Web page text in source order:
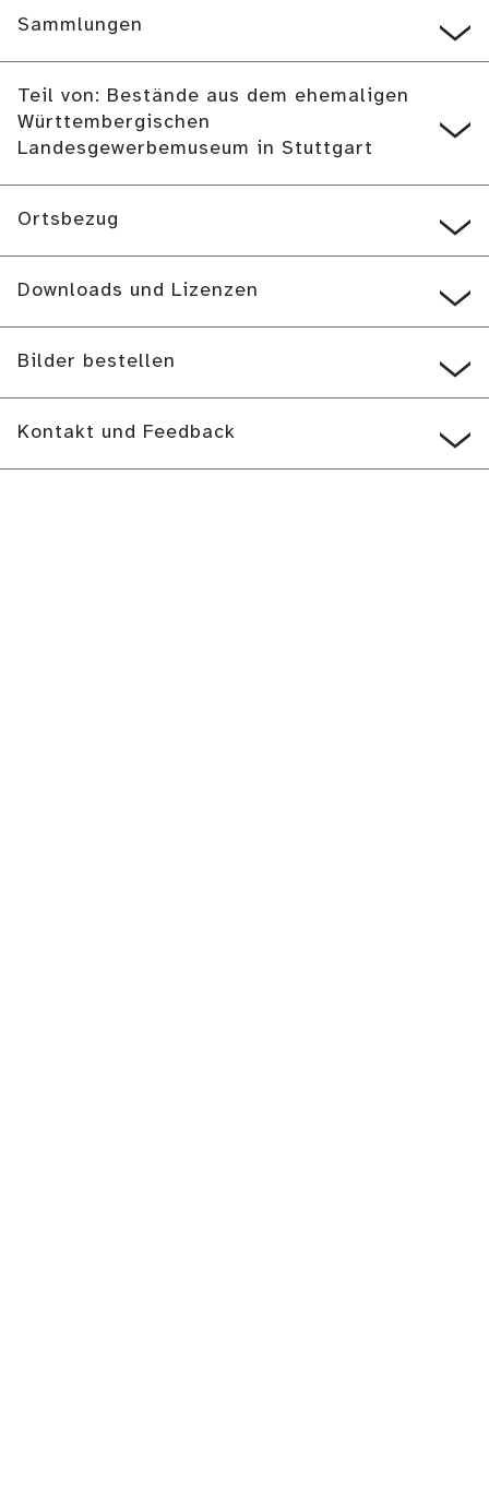
Sammlungen
Teil von: Bestände aus dem ehemaligen
Württembergischen
Landesgewerbemuseum in Stuttgart
Ortsbezug
Downloads und Lizenzen
Bilder bestellen
Kontakt und Feedback